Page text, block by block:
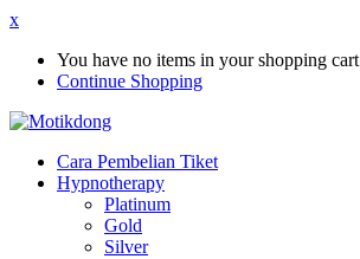
x
You have no items in your shopping cart
Continue Shopping
Cara Pembelian Tiket
Hypnotherapy
Platinum
Gold
Silver